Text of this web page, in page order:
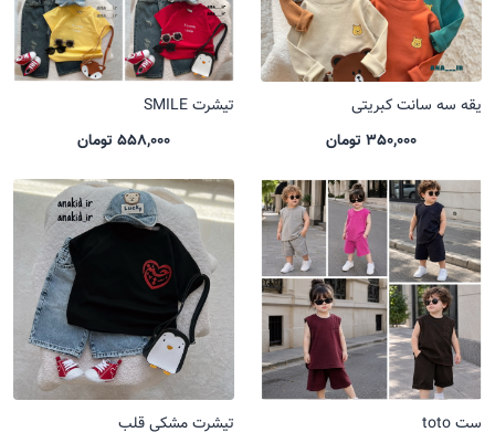
یقه سه سانت کبریتی
350,000 تومان
تیشرت SMILE
558,000 تومان
ست toto
تیشرت مشکی قلب